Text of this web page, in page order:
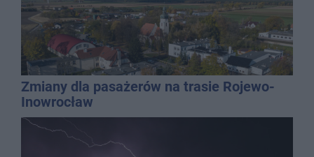
Zmiany dla pasażerów na trasie Rojewo-
Inowrocław